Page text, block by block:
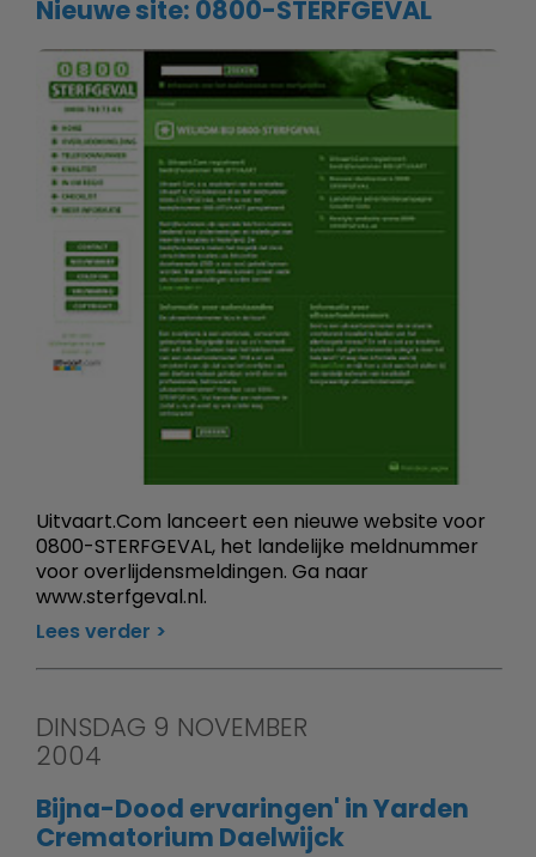
Nieuwe site: 0800-STERFGEVAL
Uitvaart.Com lanceert een nieuwe website voor
0800-STERFGEVAL, het landelijke meldnummer
voor overlijdensmeldingen. Ga naar
www.sterfgeval.nl.
Lees verder
DINSDAG 9 NOVEMBER
2004
Bijna-Dood ervaringen' in Yarden
Crematorium Daelwijck